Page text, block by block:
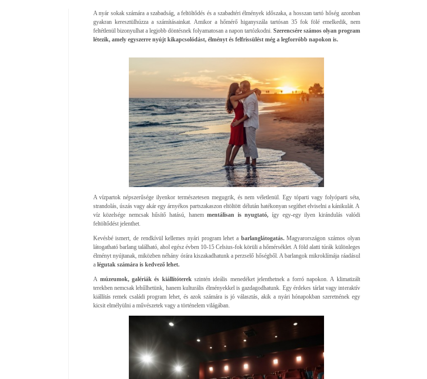
A nyár sokak számára a szabadság, a feltöltődés és a szabadtéri élmények időszaka, a hosszan tartó hőség azonban
gyakran keresztülhúzza a számításainkat. Amikor a hőmérő higanyszála tartósan 35 fok fölé emelkedik, nem
feltétlenül bizonyulhat a legjobb döntésnek folyamatosan a napon tartózkodni. Szerencsére számos olyan program
létezik, amely egyszerre nyújt kikapcsolódást, élményt és felfrissülést még a legforróbb napokon is.
A vízpartok népszerűsége ilyenkor természetesen megugrik, és nem véletlenül. Egy tóparti vagy folyóparti séta,
strandolás, úszás vagy akár egy árnyékos partszakaszon eltöltött délután hatékonyan segíthet elviselni a kánikulát. A
víz közelsége nemcsak hűsítő hatású, hanemmentálisan is nyugtató, így egy-egy ilyen kirándulás valódi
feltöltődést jelenthet.
Kevésbé ismert, de rendkívül kellemes nyári program lehet a barlanglátogatás.Magyarországon számos olyan
látogatható barlang található, ahol egész évben 10-15 Celsius-fok körüli a hőmérséklet. A föld alatti túrák különleges
élményt nyújtanak, miközben néhány órára kiszakadhatunk a perzselő hőségből. A barlangok mikroklímája ráadásul
a légutak számára is kedvező lehet.
A múzeumok, galériák és kiállítóterekszintén ideális menedéket jelenthetnek a forró napokon. A klimatizált
terekben nemcsak lehűlhetünk, hanem kulturális élményekkel is gazdagodhatunk. Egy érdekes tárlat vagy interaktív
kiállítás remek családi program lehet, és azok számára is jó választás, akik a nyári hónapokban szeretnének egy
kicsit elmélyülni a művészetek vagy a történelem világában.